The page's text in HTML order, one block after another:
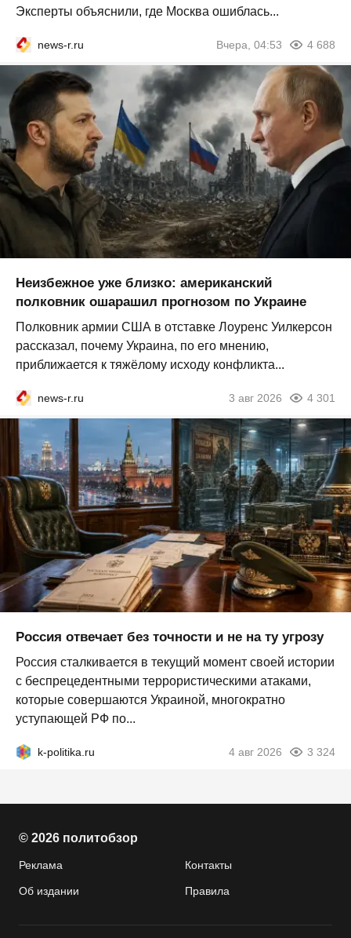
Эксперты объяснили, где Москва ошиблась...
news-r.ru Вчера, 04:53 4 688
Неизбежное уже близко: американский
полковник ошарашил прогнозом по Украине
Полковник армии США в отставке Лоуренс Уилкерсон
рассказал, почему Украина, по его мнению,
приближается к тяжёлому исходу конфликта...
news-r.ru 3 авг 2026 4 301
Россия отвечает без точности и не на ту угрозу
Россия сталкивается в текущий момент своей истории
с беспрецедентными террористическими атаками,
которые совершаются Украиной, многократно
уступающей РФ по...
k-politika.ru 4 авг 2026 3 324
© 2026 политобзор
Реклама Контакты
Об издании Правила